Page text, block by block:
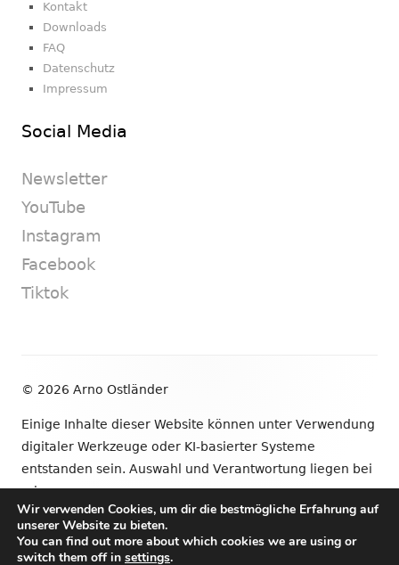
Kontakt
Downloads
FAQ
Datenschutz
Impressum
Social Media
Newsletter
YouTube
Instagram
Facebook
Tiktok
© 2026 Arno Ostländer
Einige Inhalte dieser Website können unter Verwendung
digitaler Werkzeuge oder KI-basierter Systeme
entstanden sein. Auswahl und Verantwortung liegen bei
mir.
•VerwendetTiny Framework
Wir verwenden Cookies, um dir die bestmögliche Erfahrung auf
unserer Website zu bieten.
You can find out more about which cookies we are using or
switch them off in settings.